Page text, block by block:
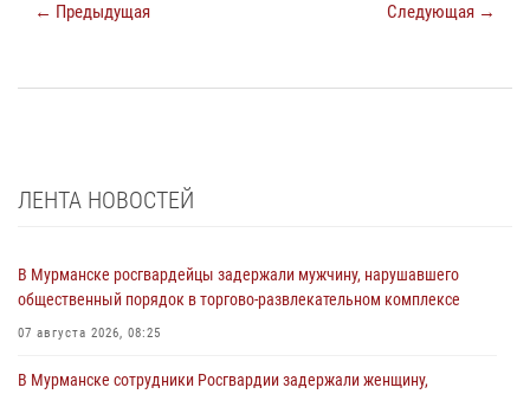
← Предыдущая Следующая →
ЛЕНТА НОВОСТЕЙ
В Мурманске росгвардейцы задержали мужчину, нарушавшего
общественный порядок в торгово-развлекательном комплексе
07 августа 2026, 08:25
В Мурманске сотрудники Росгвардии задержали женщину,